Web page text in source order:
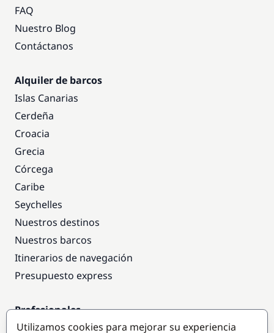
FAQ
Nuestro Blog
Contáctanos
Alquiler de barcos
Islas Canarias
Cerdeña
Croacia
Grecia
Córcega
Caribe
Seychelles
Nuestros destinos
Nuestros barcos
Itinerarios de navegación
Presupuesto express
Profesionales
Acceso empresas
Utilizamos cookies para mejorar su experiencia